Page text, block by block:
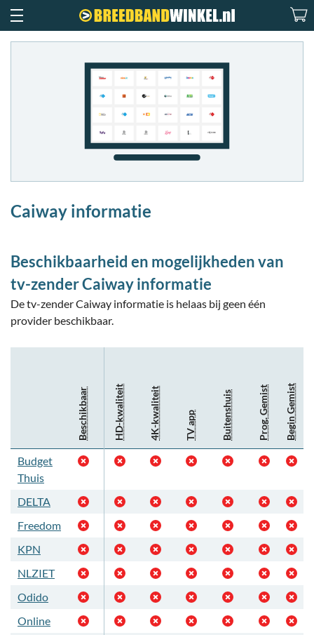
Caiway informatie
Beschikbaarheid en mogelijkheden van
tv-zender Caiway informatie
De tv-zender Caiway informatie is helaas bij geen één
provider beschikbaar.
Beschikbaar HD-kwaliteit 4K-kwaliteit TV app Buitenshuis Prog. Gemist Begin Gemist
Budget
Thuis
DELTA
Freedom
KPN
NLZIET
Odido
Online